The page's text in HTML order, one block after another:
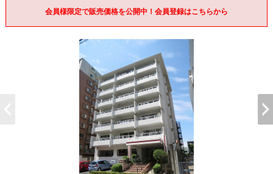
会員様限定で販売価格を公開中！会員登録はこちらから